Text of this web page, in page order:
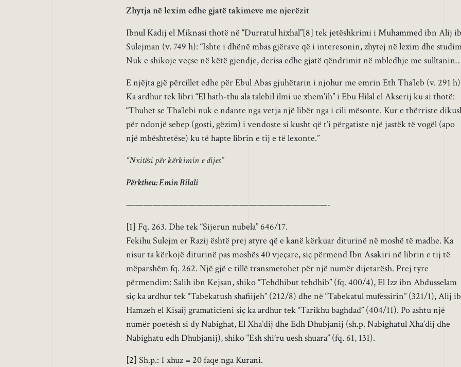
Zhytja në lexim edhe gjatë takimeve me njerëzit
Ibnul Kadij el Miknasi thotë në “Durratul hixhal”[8] tek jetëshkrimi i Muhammed ibn Alij
Sulejman (v. 749 h): “Ishte i dhënë mbas gjërave që i interesonin, zhytej në lexim dhe
Nuk e shikoje veçse në këtë gjendje, derisa edhe gjatë qëndrimit në mbledhje me
E njëjta gjë përcillet edhe për Ebul Abas gjuhëtarin i njohur me emrin Eth Tha’leb (v. 291
Ka ardhur tek libri “El hath-thu ala talebil ilmi ue xhem’ih” i Ebu Hilal el Akserij ku ai thotë:
“Thuhet se Tha’lebi nuk e ndante nga vetja një libër nga i cili mësonte. Kur e thërriste
për ndonjë sebep (gosti, gëzim) i vendoste si kusht që t’i përgatiste një jastëk të vogël (apo
një mbështetëse) ku të hapte librin e tij e të lexonte.”
“Nxitësi për kërkimin e dijes”
Përktheu: Emin Bilali
———————————————————————-
[1] Fq. 263. Dhe tek “Sijerun nubela” 646/17.
Fekihu Sulejm er Razij është prej atyre që e kanë kërkuar diturinë në moshë të madhe. Ka
nisur ta kërkojë diturinë pas moshës 40 vjeçare, siç përmend Ibn Asakiri në librin e tij të
mëparshëm fq. 262. Një gjë e tillë transmetohet për një numër dijetarësh. Prej tyre
përmendim: Salih ibn Kejsan, shiko “Tehdhibut tehdhib” (fq. 400/4), El Izz ibn Abdusselam
siç ka ardhur tek “Tabekatush shafiijeh” (212/8) dhe në “Tabekatul mufessirin” (321/1), Alij
Hamzeh el Kisaij gramaticieni siç ka ardhur tek “Tarikhu baghdad” (404/11). Po ashtu një
numër poetësh si dy Nabighat, El Xha’dij dhe Edh Dhubjanij (sh.p. Nabighatul Xha’dij dhe
Nabighatu edh Dhubjanij), shiko “Esh shi’ru uesh shuara” (fq. 61, 131).
[2] Sh.p.: 1 xhuz = 20 faqe nga Kurani.